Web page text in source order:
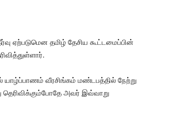
ஏற்படுமென தமிழ் தேசிய கூட்டமைப்பின்
யாழ்ப்பாணம் வீரசிங்கம் மண்டபத்தில் நேற்று
அவர் இவ்வாறு